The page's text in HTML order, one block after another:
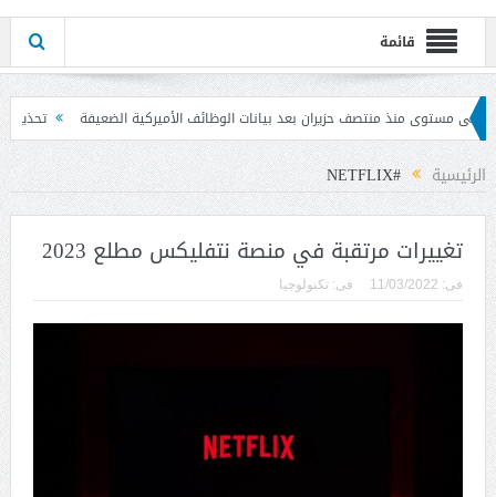
قائمة
بيانات الوظائف الأميركية الضعيفة تحذير المواطنين من مشاركة رمز الـ OTP
الرئيسية #NETFLIX
تغييرات مرتقبة في منصة نتفليكس مطلع 2023
فى: 11/03/2022 فى: تكنولوجيا